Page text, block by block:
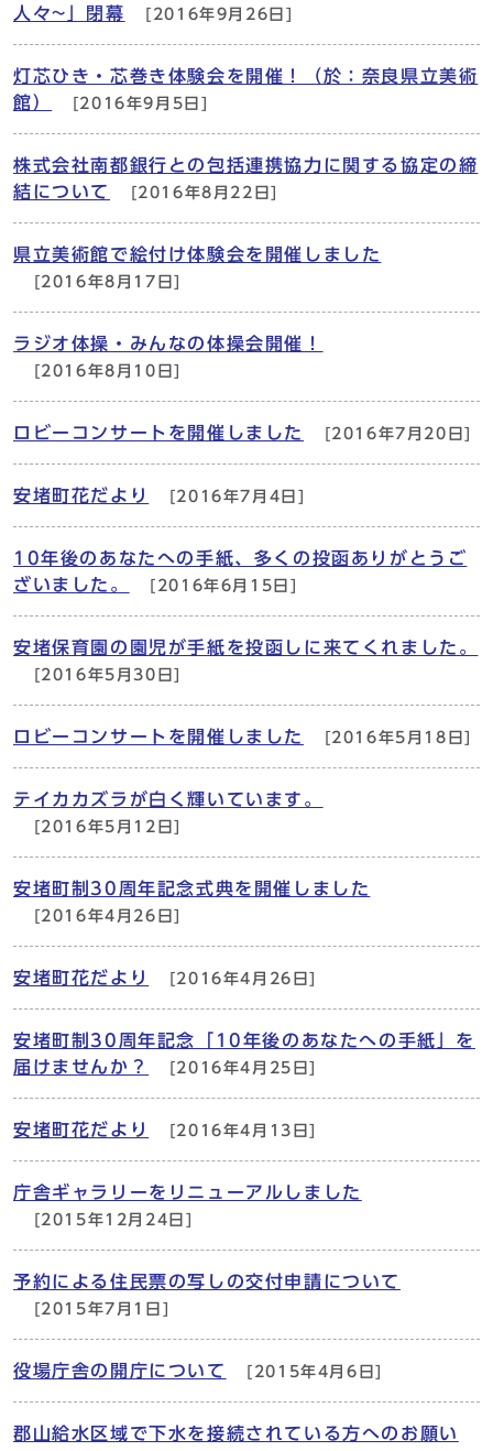
人々~」閉幕
[2016年9月26日]
灯芯ひき・芯巻き体験会を開催！（於：奈良県立美術
館）
[2016年9月5日]
株式会社南都銀行との包括連携協力に関する協定の締
結について
[2016年8月22日]
県立美術館で絵付け体験会を開催しました
[2016年8月17日]
ラジオ体操・みんなの体操会開催！
[2016年8月10日]
ロビーコンサートを開催しました [2016年7月20日]
安堵町花だより [2016年7月4日]
10年後のあなたへの手紙、多くの投函ありがとうご
ざいました。
[2016年6月15日]
安堵保育園の園児が手紙を投函しに来てくれました。
[2016年5月30日]
ロビーコンサートを開催しました [2016年5月18日]
テイカカズラが白く輝いています。
[2016年5月12日]
安堵町制30周年記念式典を開催しました
[2016年4月26日]
安堵町花だより [2016年4月26日]
安堵町制30周年記念「10年後のあなたへの手紙」を
届けませんか？
[2016年4月25日]
安堵町花だより [2016年4月13日]
庁舎ギャラリーをリニューアルしました
[2015年12月24日]
予約による住民票の写しの交付申請について
[2015年7月1日]
役場庁舎の開庁について [2015年4月6日]
郡山給水区域で下水を接続されている方へのお願い